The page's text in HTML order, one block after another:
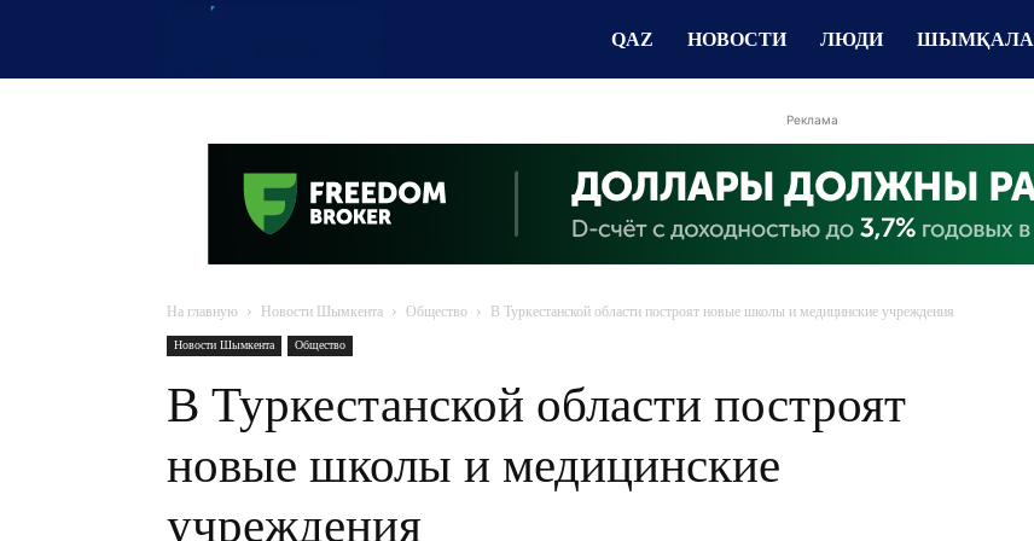
QAZ НОВОСТИ ЛЮДИ ШЫМҚАЛА
Реклама
На главную Новости Шымкента Общество В Туркестанской области построят новые школы и медицинские учреждения
Новости Шымкента Общество
В Туркестанской области построят
новые школы и медицинские
учреждения